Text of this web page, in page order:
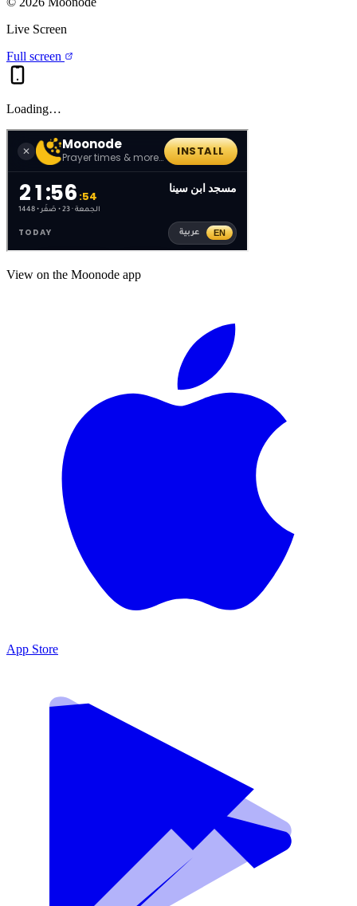
Live Screen
Full screen
Loading…
View on the Moonode app
App Store